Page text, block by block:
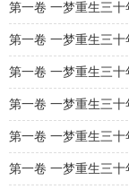
第一卷 一梦重生三十
第一卷 一梦重生三
第一卷 一梦重生三
第一卷 一梦重生三十
第一卷 一梦重生三十
第一卷 一梦重生三